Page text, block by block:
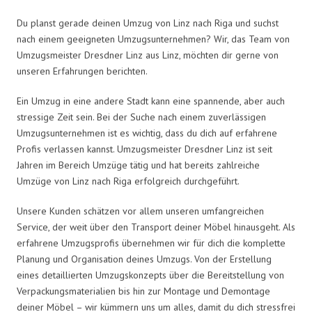
Du planst gerade deinen Umzug von Linz nach Riga und suchst
nach einem geeigneten Umzugsunternehmen? Wir, das Team von
Umzugsmeister Dresdner Linz aus Linz, möchten dir gerne von
unseren Erfahrungen berichten.
Ein Umzug in eine andere Stadt kann eine spannende, aber auch
stressige Zeit sein. Bei der Suche nach einem zuverlässigen
Umzugsunternehmen ist es wichtig, dass du dich auf erfahrene
Profis verlassen kannst. Umzugsmeister Dresdner Linz ist seit
Jahren im Bereich Umzüge tätig und hat bereits zahlreiche
Umzüge von Linz nach Riga erfolgreich durchgeführt.
Unsere Kunden schätzen vor allem unseren umfangreichen
Service, der weit über den Transport deiner Möbel hinausgeht. Als
erfahrene Umzugsprofis übernehmen wir für dich die komplette
Planung und Organisation deines Umzugs. Von der Erstellung
eines detaillierten Umzugskonzepts über die Bereitstellung von
Verpackungsmaterialien bis hin zur Montage und Demontage
deiner Möbel – wir kümmern uns um alles, damit du dich stressfrei